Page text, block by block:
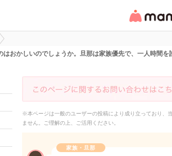
リ・情報サイ
はおかしいのでしょうか。旦那は家族優先で、一人時間
※本ページは一般のユーザーの投稿により成り立っており、
ません。ご理解の上、ご活用ください。
家族・旦那